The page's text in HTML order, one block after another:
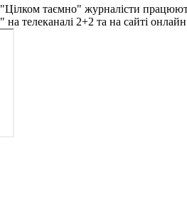
таємно" журналісти
телеканалі 2+2 та на сайті